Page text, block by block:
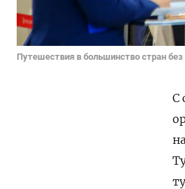
Путешествия в большинство стран
С